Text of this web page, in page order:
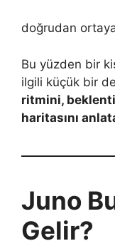
doğrudan ortaya
Bu yüzden bir
ilgili küçük bir
ritmini,
haritasını
Juno
Gelir?